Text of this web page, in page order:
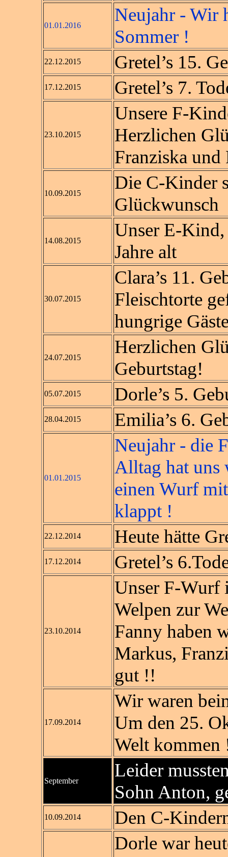
01.01.2016
Neujahr - Wir
Sommer !
22.12.2015 Gretel’s 15.
17.12.2015 Gretel’s 7.
23.10.2015
Unsere F-
Herzlichen
Franziska
10.09.2015
Die C-Kinder
Glückwunsch
14.08.2015
Unser E-Kind,
Jahre alt
30.07.2015
Clara’s 11.
Fleischtorte
hungrige
24.07.2015
Herzlichen
Geburtstag!
05.07.2015 Dorle’s 5.
28.04.2015 Emilia’s 6.
01.01.2015
Neujahr - die
Alltag hat uns
einen Wurf
klappt !
22.12.2014 Heute hätte
17.12.2014 Gretel’s
23.10.2014
Unser F-Wurf
Welpen zur
Fanny haben
Markus,
gut !!
17.09.2014
Wir waren
Um den 25.
Welt kommen
September
Leider
Sohn Anton,
10.09.2014
Den C-
Dorle war